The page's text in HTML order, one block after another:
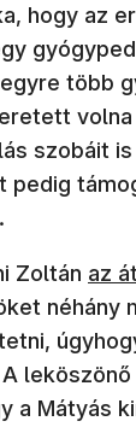
hogy az
több
volna
szobáit
pedig
Zoltán (új
az
néhány
a Mátyás